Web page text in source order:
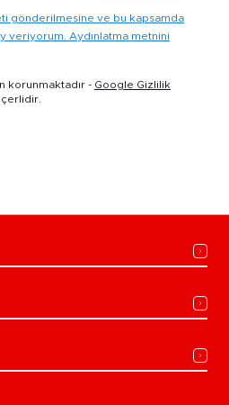
gönderilmesine ve bu kapsamda
veriyorum. Aydınlatma metnini
korunmaktadır - Google Gizlilik